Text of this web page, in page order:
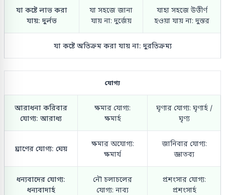
যা কষ্টে লাভ করা
যায়: দুর্লভ
যা সহজে জানা
যায় না: দুর্জেয়
যাহা সহজে উত্তীর্ণ
হওয়া যায় না: দুস্তর
যা কষ্টে অতিক্রম করা যায় না: দুরতিক্রম্য
যোগ্য
আরাধনা করিবার
যোগ্য: আরাধ্য
ক্ষমার যোগ্য:
ক্ষমার্হ
ঘৃণার যোগ্য: ঘৃণার্হ /
ঘৃণ্য
ঘ্রাণের যোগ্য: ঘেয়
ক্ষমার অযোগ্য:
ক্ষমার্য
জানিবার যোগ্য:
জ্ঞাতব্য
ধন্যবাদের যোগ্য:
ধন্যবাদার্হ
নৌ চলাচলের
যোগ্য: নাব্য
প্রশংসার যোগ্য:
প্রশংসার্হ